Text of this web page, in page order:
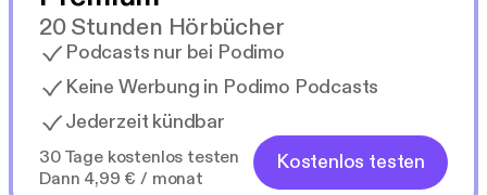
20 Stunden Hörbücher
Podcasts nur bei Podimo
Keine Werbung in Podimo Podcasts
Jederzeit kündbar
30 Tage kostenlos testen
Dann 4,99 € / monat
Kostenlos testen